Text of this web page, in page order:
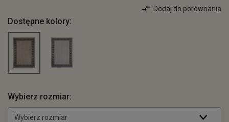
Dodaj do porównania
Dostępne kolory:
Wybierz rozmiar:
Wybierz rozmiar